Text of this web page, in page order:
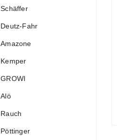
Schäffer
Deutz-Fahr
Amazone
Kemper
GROWI
Alö
Rauch
Pöttinger